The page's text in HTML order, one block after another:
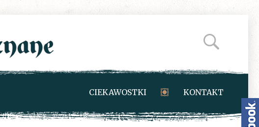
CIEKAWOSTKI KONTAKT